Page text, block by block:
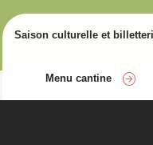
Menu cantine